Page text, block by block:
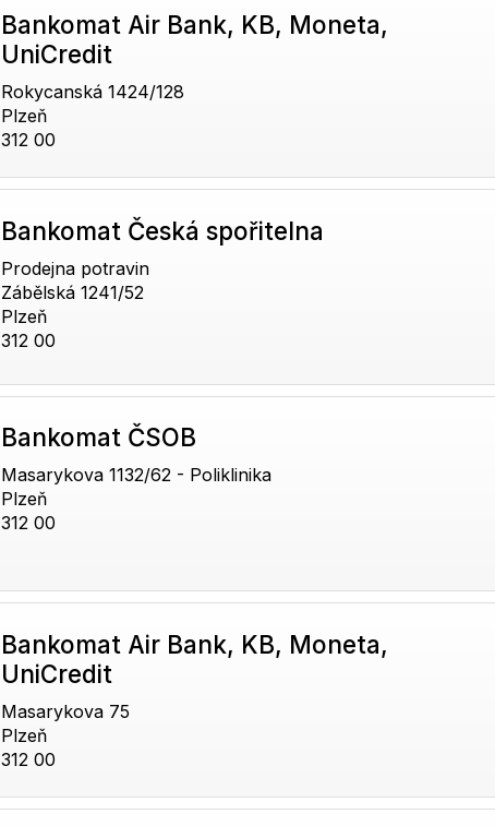
Bankomat Air Bank, KB, Moneta,
UniCredit
Rokycanská 1424/128
Plzeň
312 00
Bankomat Česká spořitelna
Prodejna potravin
Zábělská 1241/52
Plzeň
312 00
Bankomat ČSOB
Masarykova 1132/62 - Poliklinika
Plzeň
312 00
Bankomat Air Bank, KB, Moneta,
UniCredit
Masarykova 75
Plzeň
312 00